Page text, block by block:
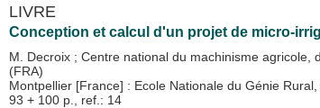
LIVRE
Conception et calcul d'un projet de micro-
M. Decroix ; Centre national du machinisme agricole,
(FRA)
Montpellier [France] : Ecole Nationale du Génie
93 + 100 p., ref.: 14